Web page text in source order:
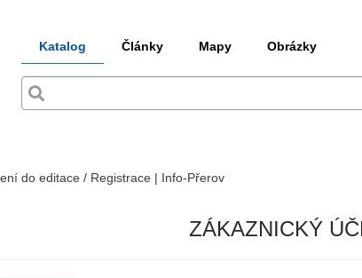
Katalog Články Mapy Obrázky
do editace / Registrace | Info-Přerov
ZÁKAZNICKÝ